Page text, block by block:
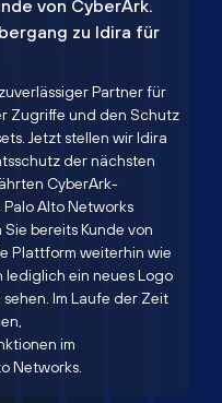
von CyberArk.
zu Idira für
Partner für
Zugriffe und den Schutz
Jetzt stellen wir Idira
der nächsten
CyberArk-
Alto Networks
bereits Kunde von
Plattform weiterhin wie
ein neues Logo
Im Laufe der Zeit
im
Networks.